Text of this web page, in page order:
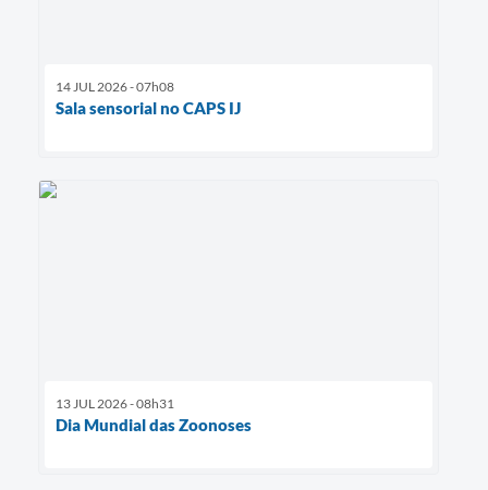
14 JUL 2026 - 07h08
Sala sensorial no CAPS IJ
13 JUL 2026 - 08h31
Dia Mundial das Zoonoses